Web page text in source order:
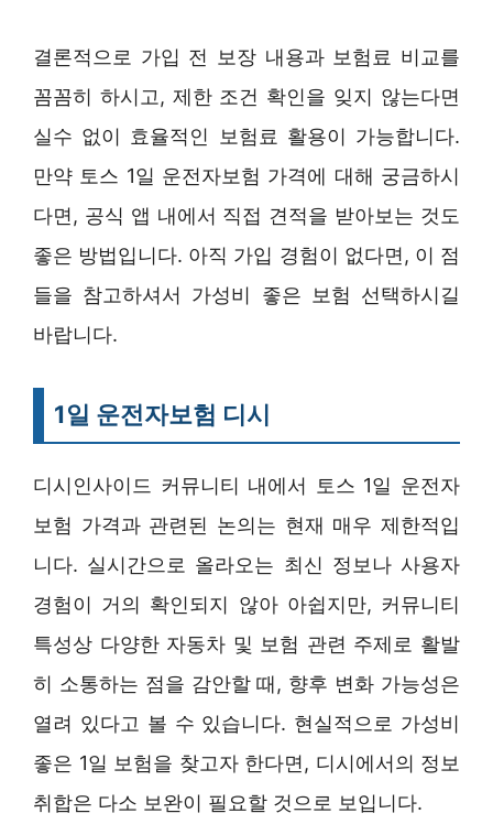
결론적으로 가입 전 보장 내용과 보험료 비교를
꼼꼼히 하시고, 제한 조건 확인을 잊지 않는다면
실수 없이 효율적인 보험료 활용이 가능합니다.
만약 토스 1일 운전자보험 가격에 대해 궁금하시
다면, 공식 앱 내에서 직접 견적을 받아보는 것도
좋은 방법입니다. 아직 가입 경험이 없다면, 이 점
들을 참고하셔서 가성비 좋은 보험 선택하시길
바랍니다.
1일 운전자보험 디시
디시인사이드 커뮤니티 내에서 토스 1일 운전자
보험 가격과 관련된 논의는 현재 매우 제한적입
니다. 실시간으로 올라오는 최신 정보나 사용자
경험이 거의 확인되지 않아 아쉽지만, 커뮤니티
특성상 다양한 자동차 및 보험 관련 주제로 활발
히 소통하는 점을 감안할 때, 향후 변화 가능성은
열려 있다고 볼 수 있습니다. 현실적으로 가성비
좋은 1일 보험을 찾고자 한다면, 디시에서의 정보
취합은 다소 보완이 필요할 것으로 보입니다.